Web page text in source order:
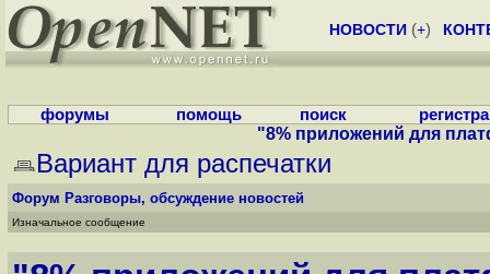
НОВОСТИ (+)
форумы помощь поиск
"8% приложений для
Вариант для распечатки
Форум Разговоры, обсуждение новостей
Изначальное сообщение